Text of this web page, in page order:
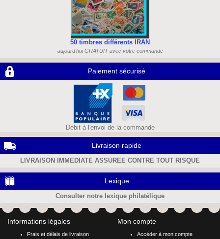
50 timbres différents IRAN
aujourd'hui GRATUIT avec votre commande
Paiement sécurisé
Débit à l'envoi de la commande
Livraison rapide
LIVRAISON IMMEDIATE ASSUREE CONTRE TOUT RISQUE
Lexique
Consulter notre lexique philatélique
Informations légales
Frais et délais de livraison
Mon compte
Accéder à mon compte